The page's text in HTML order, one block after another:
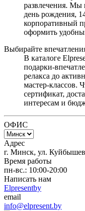
развлечения. Мы
день рождения,
корпоративный
оформить
Выбирайте
В каталоге
релакса до
мастер‑классов.
сертификат,
интересам и
ОФИС
Адрес
г. Минск, ул.
Время работы
пн-вс.: 10:00-20:00
Написать нам
Elpresentby
email
info@elpresent.by